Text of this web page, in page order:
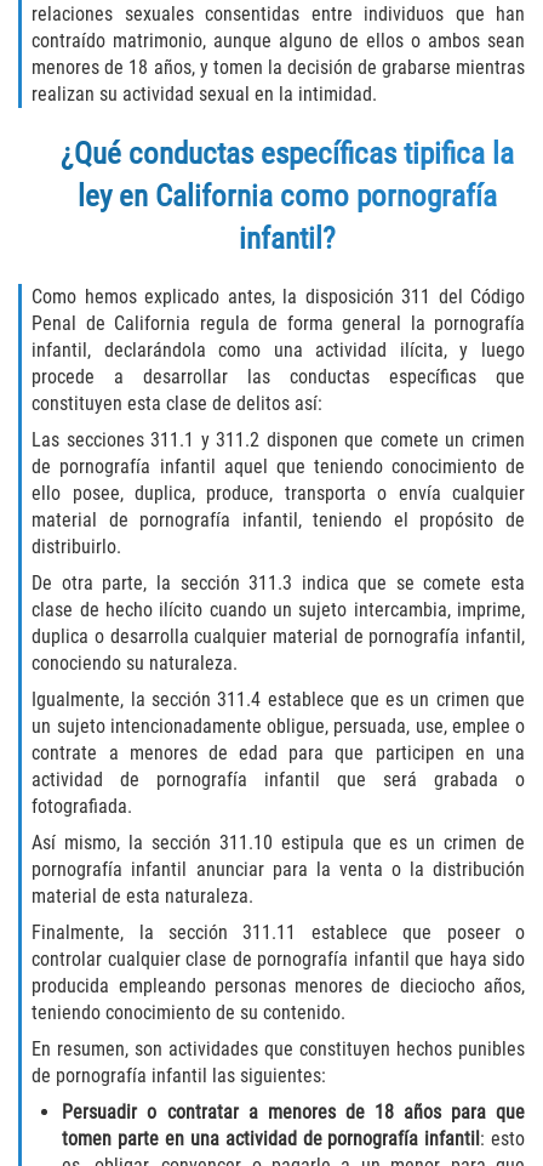
Aumento de Sentencias por Armas de
Fuego
Fuego
Portar un Arma de Fuego Cargada
Delitos de Conducción
Chocar y Huir
Conducir con una Licencia
Suspendida
Evadir a un Oficial de Policía
Robo de Auto
Apropiación Indebida de Fondos
Públicos
Malversación de Fondos
Presentación de Documentos Falsos
Robo de Identidad
Falsificación o Alteración de una
Prescripción Médica
Delitos de Drogas
relaciones sexuales consentidas entre individuos que han
contraído matrimonio, aunque alguno de ellos o ambos sean
menores de 18 años, y tomen la decisión de grabarse mientras
realizan su actividad sexual en la intimidad.
¿Qué conductas específicas tipifica la
ley en California como pornografía
infantil?
Como hemos explicado antes, la disposición 311 del Código
Penal de California regula de forma general la pornografía
infantil, declarándola como una actividad ilícita, y luego
procede a desarrollar las conductas específicas que
constituyen esta clase de delitos así:
Las secciones 311.1 y 311.2 disponen que comete un crimen
de pornografía infantil aquel que teniendo conocimiento de
ello posee, duplica, produce, transporta o envía cualquier
material de pornografía infantil, teniendo el propósito de
distribuirlo.
De otra parte, la sección 311.3 indica que se comete esta
clase de hecho ilícito cuando un sujeto intercambia, imprime,
duplica o desarrolla cualquier material de pornografía infantil,
conociendo su naturaleza.
Igualmente, la sección 311.4 establece que es un crimen que
un sujeto intencionadamente obligue, persuada, use, emplee o
contrate a menores de edad para que participen en una
actividad de pornografía infantil que será grabada o
fotografiada.
Así mismo, la sección 311.10 estipula que es un crimen de
pornografía infantil anunciar para la venta o la distribución
material de esta naturaleza.
Finalmente, la sección 311.11 establece que poseer o
controlar cualquier clase de pornografía infantil que haya sido
producida empleando personas menores de dieciocho años,
teniendo conocimiento de su contenido.
En resumen, son actividades que constituyen hechos punibles
de pornografía infantil las siguientes:
Persuadir o contratar a menores de 18 años para que
tomen parte en una actividad de pornografía infantil : esto